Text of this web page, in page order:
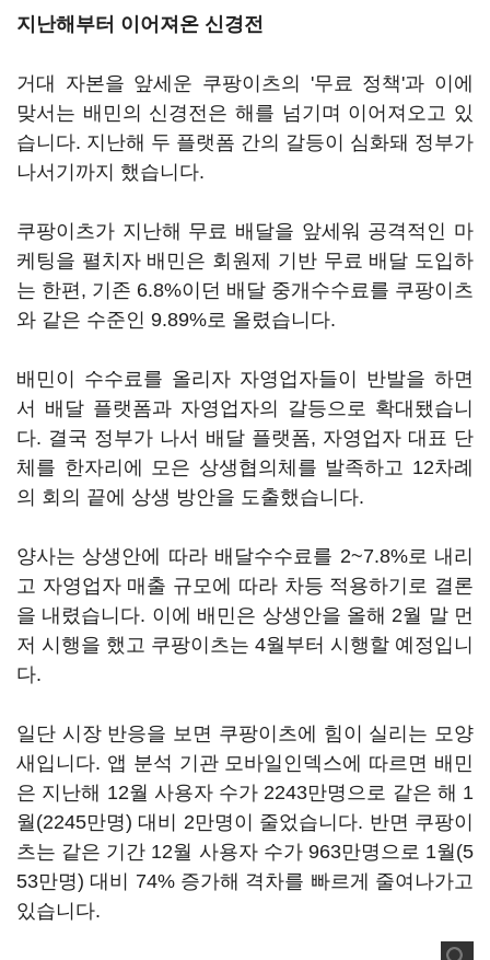
지난해부터 이어져온 신경전
거대 자본을 앞세운 쿠팡이츠의 '무료 정책'과 이에
맞서는 배민의 신경전은 해를 넘기며 이어져오고 있
습니다. 지난해 두 플랫폼 간의 갈등이 심화돼 정부가
나서기까지 했습니다.
쿠팡이츠가 지난해 무료 배달을 앞세워 공격적인 마
케팅을 펼치자 배민은 회원제 기반 무료 배달 도입하
는 한편, 기존 6.8%이던 배달 중개수수료를 쿠팡이츠
와 같은 수준인 9.89%로 올렸습니다.
배민이 수수료를 올리자 자영업자들이 반발을 하면
서 배달 플랫폼과 자영업자의 갈등으로 확대됐습니
다. 결국 정부가 나서 배달 플랫폼, 자영업자 대표 단
체를 한자리에 모은 상생협의체를 발족하고 12차례
의 회의 끝에 상생 방안을 도출했습니다.
양사는 상생안에 따라 배달수수료를 2~7.8%로 내리
고 자영업자 매출 규모에 따라 차등 적용하기로 결론
을 내렸습니다. 이에 배민은 상생안을 올해 2월 말 먼
저 시행을 했고 쿠팡이츠는 4월부터 시행할 예정입니
다.
일단 시장 반응을 보면 쿠팡이츠에 힘이 실리는 모양
새입니다. 앱 분석 기관 모바일인덱스에 따르면 배민
은 지난해 12월 사용자 수가 2243만명으로 같은 해 1
월(2245만명) 대비 2만명이 줄었습니다. 반면 쿠팡이
츠는 같은 기간 12월 사용자 수가 963만명으로 1월(5
53만명) 대비 74% 증가해 격차를 빠르게 줄여나가고
있습니다.